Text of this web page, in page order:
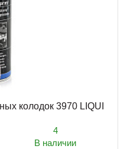
колодок 3970 LIQUI
4
В наличии